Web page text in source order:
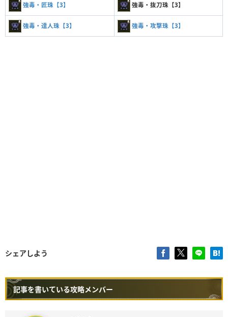
強毒・匠珠【3】 強毒・抜刀珠【3】
強毒・達人珠【3】 強毒・攻撃珠【3】
シェアしよう
記事を書いている攻略メンバー